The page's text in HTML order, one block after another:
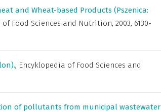
and Wheat-based Products (Pszenica:
of Food Sciences and Nutrition, 2003, 6130-
, Encyklopedia of Food Sciences and
of pollutants from municipal wastewater